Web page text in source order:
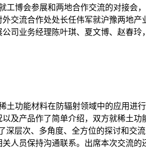
工博会参展和两地合作交流的对接
交流合作处处长任伟军就沪豫两地
司业务经理陈叶琪、夏文博、赵春
功能材料在防辐射领域中的应用进
及产品作了简单介绍，双方就稀土
层次、多角度、全方位的探讨和交
人员保持沟通联系。出席本次交流